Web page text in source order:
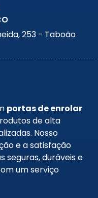
253 - Taboão
portas de enrolar
de alta
Nosso
e a satisfação
seguras, duráveis e
um serviço